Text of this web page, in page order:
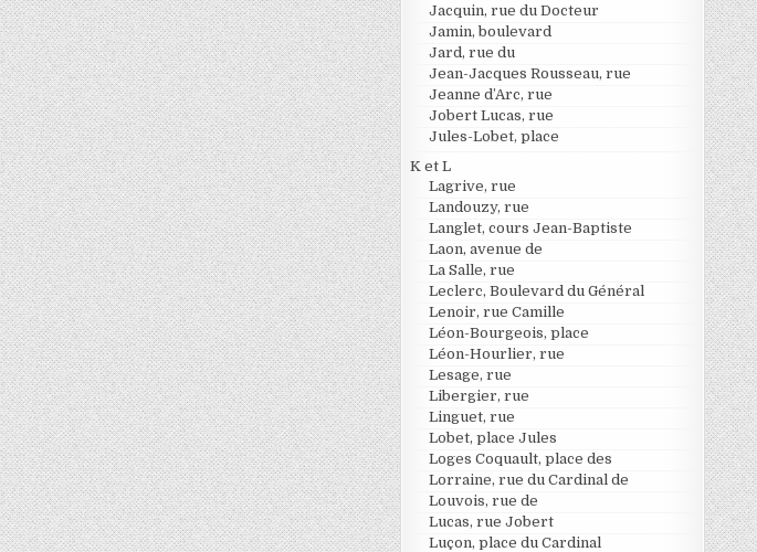
Jacquin, rue du Docteur
Jamin, boulevard
Jard, rue du
Jean-Jacques Rousseau, rue
Jeanne d’Arc, rue
Jobert Lucas, rue
Jules-Lobet, place
K et L
Lagrive, rue
Landouzy, rue
Langlet, cours Jean-Baptiste
Laon, avenue de
La Salle, rue
Leclerc, Boulevard du Général
Lenoir, rue Camille
Léon-Bourgeois, place
Léon-Hourlier, rue
Lesage, rue
Libergier, rue
Linguet, rue
Lobet, place Jules
Loges Coquault, place des
Lorraine, rue du Cardinal de
Louvois, rue de
Lucas, rue Jobert
Luçon, place du Cardinal